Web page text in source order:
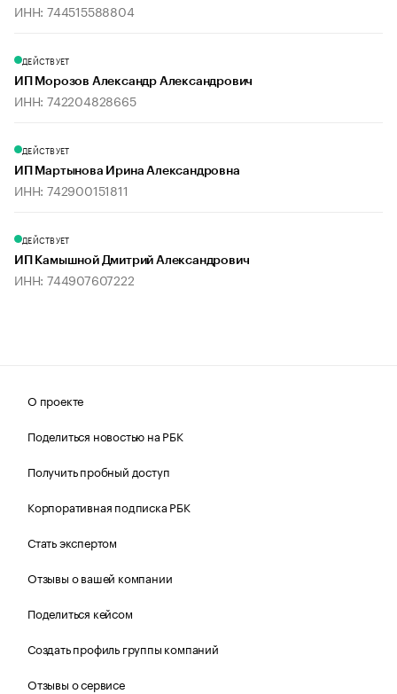
ИНН: 744515588804
ДЕЙСТВУЕТ
ИП Морозов Александр Александрович
ИНН: 742204828665
ДЕЙСТВУЕТ
ИП Мартынова Ирина Александровна
ИНН: 742900151811
ДЕЙСТВУЕТ
ИП Камышной Дмитрий Александрович
ИНН: 744907607222
О проекте
Поделиться новостью на РБК
Получить пробный доступ
Корпоративная подписка РБК
Стать экспертом
Отзывы о вашей компании
Поделиться кейсом
Создать профиль группы компаний
Отзывы о сервисе